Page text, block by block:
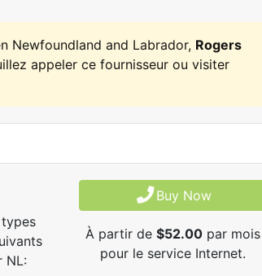
Newfoundland and Labrador, Rogers
appeler ce fournisseur ou visiter
NL:
Buy Now
À partir de $52.00par mois
pour le service Internet.